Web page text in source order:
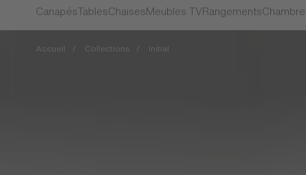
CanapésTablesChaises Meubles TV RangementsChambre
Accueil Collections Initial